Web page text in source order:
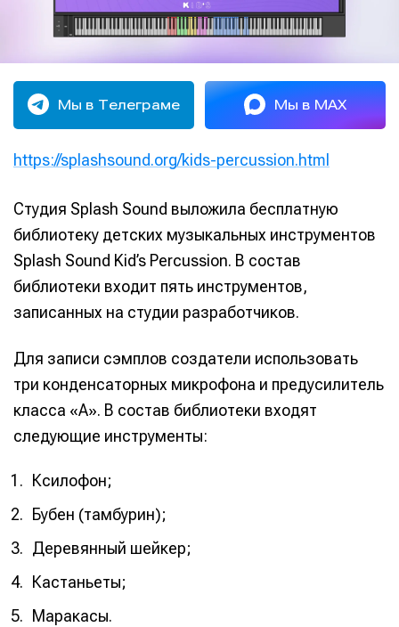
Мы в Телеграме Мы в MAX
https://splashsound.org/kids-percussion.html
Студия Splash Sound выложила бесплатную
библиотеку детских музыкальных инструментов
Splash Sound Kid’s Percussion. В состав
библиотеки входит пять инструментов,
записанных на студии разработчиков.
Для записи сэмплов создатели использовать
три конденсаторных микрофона и предусилитель
класса «A». В состав библиотеки входят
следующие инструменты:
Ксилофон;
Бубен (тамбурин);
Деревянный шейкер;
Кастаньеты;
Маракасы.